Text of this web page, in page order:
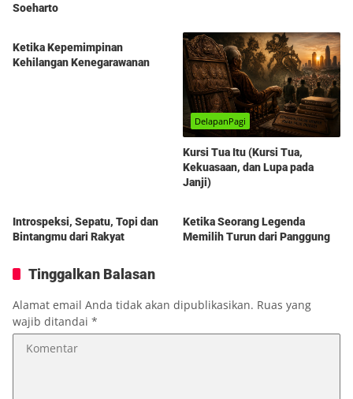
Soeharto
DelapanPagi
Ketika Kepemimpinan
Kehilangan Kenegarawanan
DelapanPagi
Kursi Tua Itu (Kursi Tua,
Kekuasaan, dan Lupa pada
Janji)
Introspeksi, Sepatu, Topi dan
Bintangmu dari Rakyat
Berita
Ketika Seorang Legenda
Memilih Turun dari Panggung
Tinggalkan Balasan
Alamat email Anda tidak akan dipublikasikan. Ruas yang
wajib ditandai *